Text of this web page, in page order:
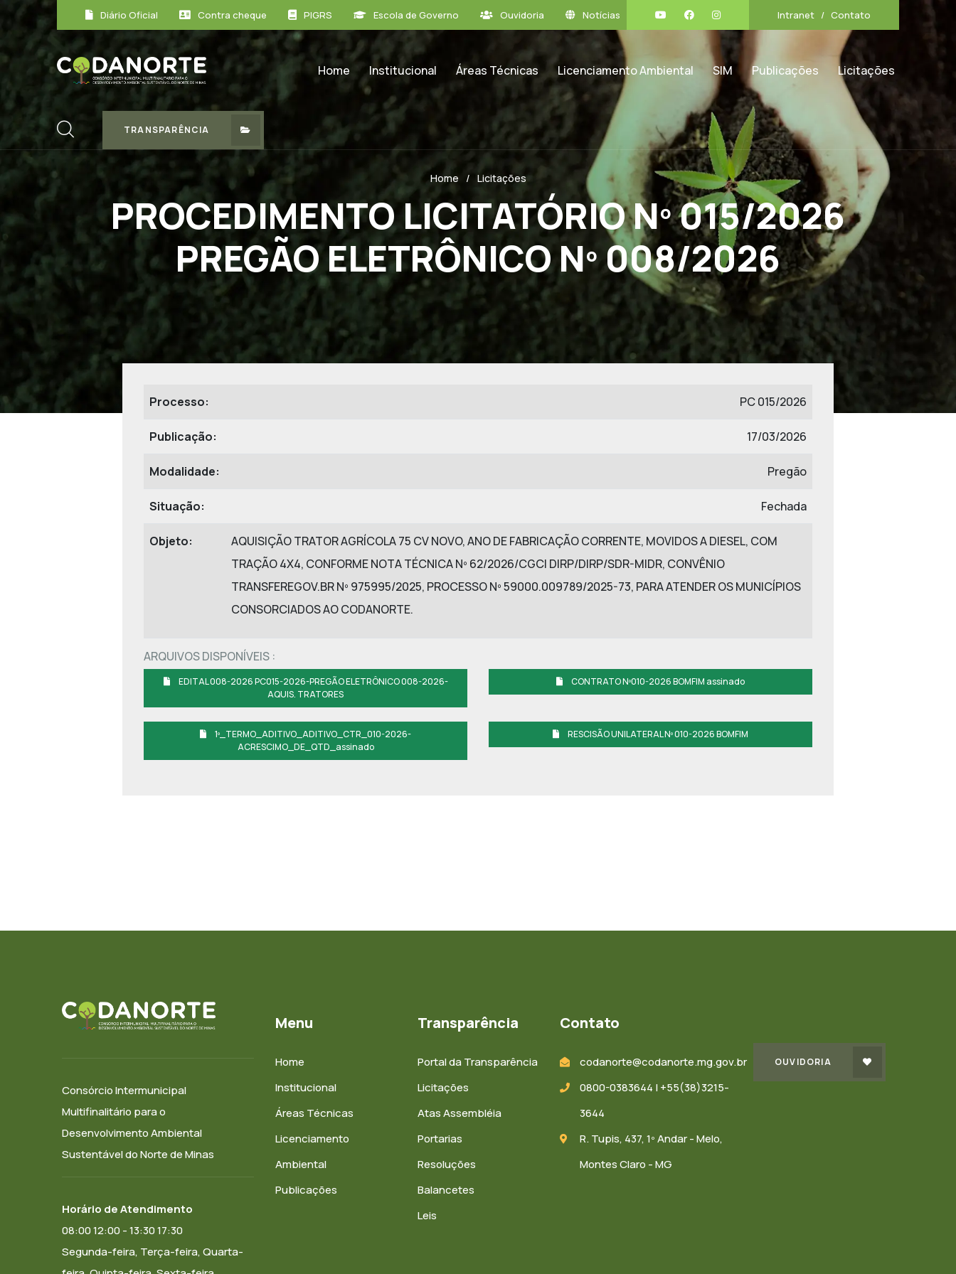
Diário Oficial Contra cheque PIGRS Escola de Governo Ouvidoria Notícias Intranet Contato
Home Institucional Áreas Técnicas Licenciamento Ambiental SIM Publicações Licitações
TRANSPARÊNCIA
Home Licitações
PROCEDIMENTO LICITATÓRIO Nº 015/2026
PREGÃO ELETRÔNICO Nº 008/2026
Processo: PC 015/2026
Publicação: 17/03/2026
Modalidade: Pregão
Situação: Fechada
Objeto:
AQUISIÇÃO TRATOR AGRÍCOLA 75 CV NOVO, ANO DE FABRICAÇÃO CORRENTE, MOVIDOS A DIESEL, COM
TRAÇÃO 4X4, CONFORME NOTA TÉCNICA Nº 62/2026/CGCI DIRP/DIRP/SDR-MIDR, CONVÊNIO
TRANSFEREGOV.BR Nº 975995/2025, PROCESSO Nº 59000.009789/2025-73, PARA ATENDER OS MUNICÍPIOS
CONSORCIADOS AO CODANORTE.
ARQUIVOS DISPONÍVEIS :
EDITAL 008-2026 PC015-2026-PREGÃO ELETRÔNICO 008-2026-
AQUIS. TRATORES
CONTRATO Nº010-2026 BOMFIM assinado
1º_TERMO_ADITIVO_ADITIVO_CTR_010-2026-
ACRESCIMO_DE_QTD_assinado
RESCISÃO UNILATERAL Nº 010-2026 BOMFIM
Consórcio Intermunicipal
Multifinalitário para o
Desenvolvimento Ambiental
Sustentável do Norte de Minas
Horário de Atendimento
08:00 12:00 - 13:30 17:30
Segunda-feira, Terça-feira, Quarta-
Menu
Home
Institucional
Áreas Técnicas
Licenciamento
Ambiental
Publicações
Transparência
Portal da Transparência
Licitações
Atas Assembléia
Portarias
Resoluções
Balancetes
Leis
Contato
codanorte@codanorte.mg.gov.br
0800-0383644 | +55(38)3215-
3644
R. Tupis, 437, 1º Andar - Melo,
Montes Claro - MG
OUVIDORIA